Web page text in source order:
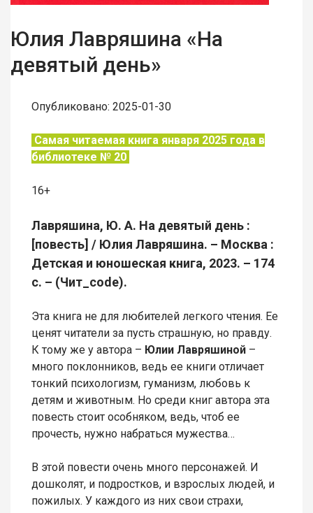
Юлия Лавряшина «На
девятый день»
Опубликовано: 2025-01-30
Самая читаемая книга января 2025 года в
библиотеке № 20
16+
Лавряшина, Ю. А. На девятый день :
[повесть] / Юлия Лавряшина. – Москва :
Детская и юношеская книга, 2023. – 174
с. – (Чит_code).
Эта книга не для любителей легкого чтения. Ее
ценят читатели за пусть страшную, но правду.
К тому же у автора – Юлии Лавряшиной –
много поклонников, ведь ее книги отличает
тонкий психологизм, гуманизм, любовь к
детям и животным. Но среди книг автора эта
повесть стоит особняком, ведь, чтоб ее
прочесть, нужно набраться мужества…
В этой повести очень много персонажей. И
дошколят, и подростков, и взрослых людей, и
пожилых. У каждого из них свои страхи,